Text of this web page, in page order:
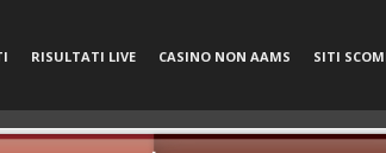
RISULTATI LIVE CASINO NON AAMS SITI